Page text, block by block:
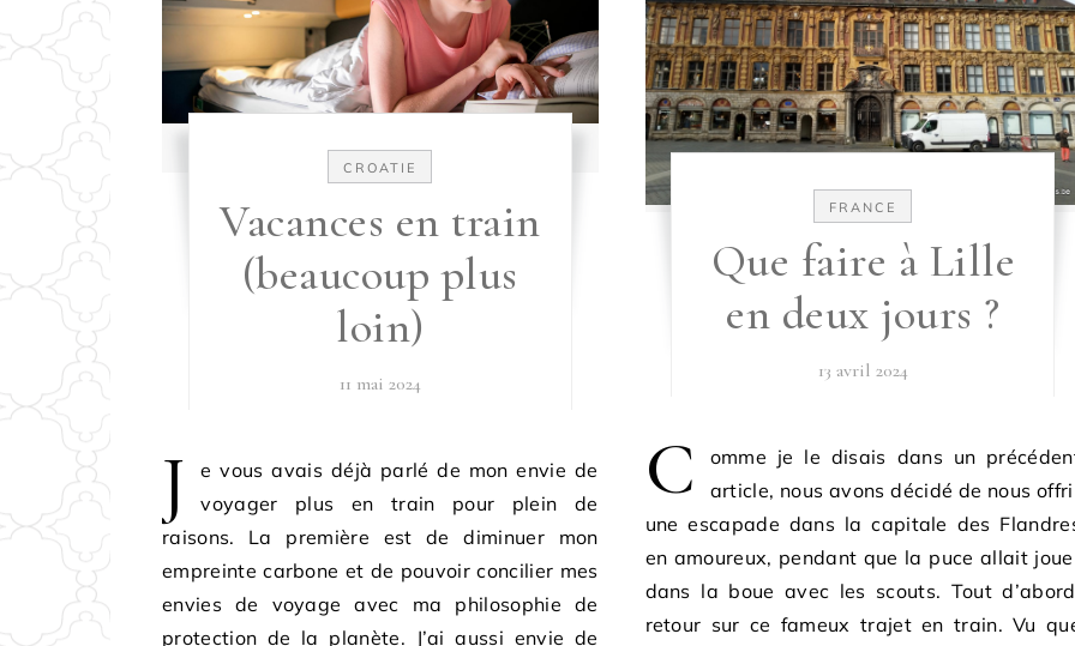
CROATIE
Vacances en train
(beaucoup plus
loin)
11 mai 2024
J
e vous avais déjà parlé de mon envie de
voyager plus en train pour plein de
raisons. La première est de diminuer mon
empreinte carbone et de pouvoir concilier mes
envies de voyage avec ma philosophie de
protection de la planète. J’ai aussi envie de
FRANCE
Que faire à Lille
en deux jours ?
13 avril 2024
C
omme je le disais dans un
article, nous avons décidé de nous
une escapade dans la capitale des
en amoureux, pendant que la puce allait
dans la boue avec les scouts. Tout
retour sur ce fameux trajet en train. Vu